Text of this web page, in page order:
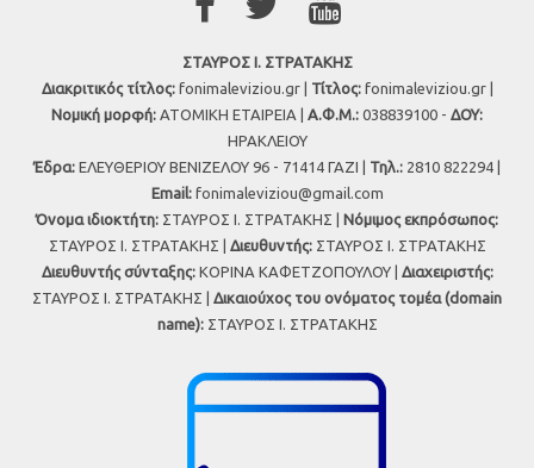
ΣΤΑΥΡΟΣ Ι. ΣΤΡΑΤΑΚΗΣ
Διακριτικός τίτλος:fonimaleviziou.gr | Τίτλος:fonimaleviziou.gr |
Νομική μορφή: ΑΤΟΜΙΚΗ ΕΤΑΙΡΕΙΑ | Α.Φ.Μ.: 038839100 - ΔΟΥ:
ΗΡΑΚΛΕΙΟΥ
Έδρα: ΕΛΕΥΘΕΡΙΟΥ ΒΕΝΙΖΕΛΟΥ 96 - 71414 ΓΑΖΙ | Τηλ.: 2810 822294 |
Εmail: fonimaleviziou@gmail.com
Όνομα ιδιοκτήτη: ΣΤΑΥΡΟΣ Ι. ΣΤΡΑΤΑΚΗΣ | Νόμιμος εκπρόσωπος:
ΣΤΑΥΡΟΣ Ι. ΣΤΡΑΤΑΚΗΣ | Διευθυντής:ΣΤΑΥΡΟΣ Ι. ΣΤΡΑΤΑΚΗΣ
Διευθυντής σύνταξης:ΚΟΡΙΝΑ ΚΑΦΕΤΖΟΠΟΥΛΟΥ | Διαχειριστής:
ΣΤΑΥΡΟΣ Ι. ΣΤΡΑΤΑΚΗΣ | Δικαιούχος του ονόματος τομέα (domain
name):ΣΤΑΥΡΟΣ Ι. ΣΤΡΑΤΑΚΗΣ